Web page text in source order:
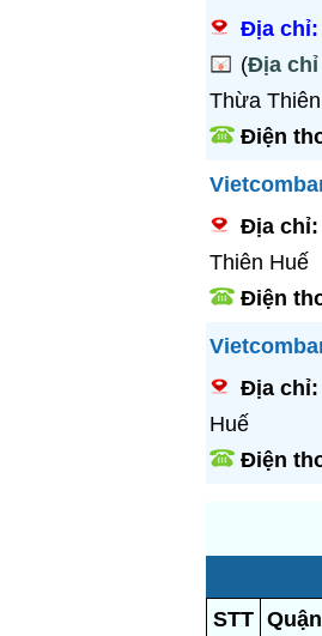
Địa chỉ:
(Địa chỉ
Thừa
Điện
Địa chỉ:
Thiên Huế
Điện
Địa chỉ:
Huế
Điện
STT